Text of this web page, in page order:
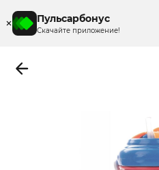
Пульсарбонус
Скачайте приложение!